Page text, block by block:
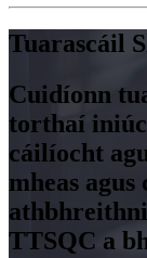
Tuarascáil
Cuidíonn
torthaí
cáilíocht
mheas
TTSQC a